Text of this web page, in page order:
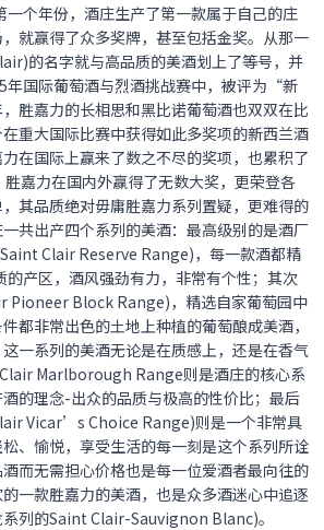
一个年份，酒庄生产了第一款属于自己的庄
就赢得了众多奖牌，甚至包括金奖。从那一
的名字就与高品质的美酒划上了等号，并
年国际葡萄酒与烈酒挑战赛中，被评为“新
胜嘉力的长相思和黑比诺葡萄酒也双双在比
重大国际比赛中获得如此多奖项的新西兰酒
在国际上赢来了数之不尽的奖项，也累积了
嘉力在国内外赢得了无数大奖，更荣登各
其品质绝对毋庸胜嘉力系列置疑，更难得的
共出产四个系列的美酒：最高级别的是酒厂
Clair Reserve Range)，每一款酒都精
产区，酒风强劲有力，非常有个性；其次
Pioneer Block Range)，精选自家葡萄园中
都非常出色的土地上种植的葡萄酿成美酒，
一系列的美酒无论是在质感上，还是在香气
Marlborough Range则是酒庄的核心系
的理念-出众的品质与极高的性价比；最后
Vicar’s Choice Range)则是一个非常具
、愉悦，享受生活的每一刻是这个系列所诠
而无需担心价格也是每一位爱酒者最向往的
一款胜嘉力的美酒，也是众多酒迷心中追逐
列的Saint Clair-Sauvignon Blanc)。